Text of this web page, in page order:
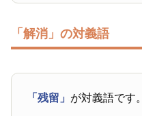
「解消」の対義語
「残留」 が対義語です。